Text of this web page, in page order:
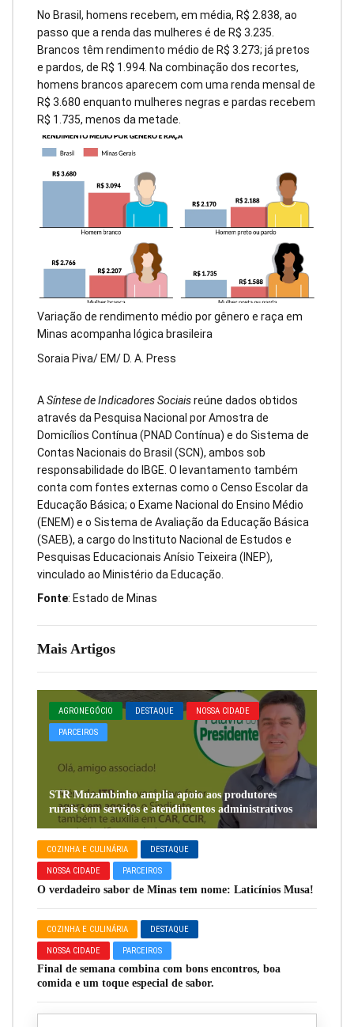
Mais Artigos
AGRONEGÓCIO DESTAQUE NOSSA CIDADE
PARCEIROS
STR Muzambinho amplia apoio aos produtores
rurais com serviços e atendimentos administrativos
COZINHA E CULINÁRIA DESTAQUE
NOSSA CIDADE PARCEIROS
O verdadeiro sabor de Minas tem nome: Laticínios Musa!
COZINHA E CULINÁRIA DESTAQUE
NOSSA CIDADE PARCEIROS
Final de semana combina com bons encontros, boa
comida e um toque especial de sabor.
No Brasil, homens recebem, em média, R$ 2.838, ao
passo que a renda das mulheres é de R$ 3.235.
Brancos têm rendimento médio de R$ 3.273; já pretos
e pardos, de R$ 1.994. Na combinação dos recortes,
homens brancos aparecem com uma renda mensal de
R$ 3.680 enquanto mulheres negras e pardas recebem
R$ 1.735, menos da metade.
Variação de rendimento médio por gênero e raça em
Minas acompanha lógica brasileira
Soraia Piva/ EM/ D. A. Press
ASíntese de Indicadores Sociaisreúne dados obtidos
através da Pesquisa Nacional por Amostra de
Domicílios Contínua (PNAD Contínua) e do Sistema de
Contas Nacionais do Brasil (SCN), ambos sob
responsabilidade do IBGE. O levantamento também
conta com fontes externas como o Censo Escolar da
Educação Básica; o Exame Nacional do Ensino Médio
(ENEM) e o Sistema de Avaliação da Educação Básica
(SAEB), a cargo do Instituto Nacional de Estudos e
Pesquisas Educacionais Anísio Teixeira (INEP),
vinculado ao Ministério da Educação.
Fonte: Estado de Minas